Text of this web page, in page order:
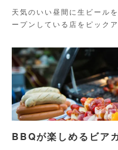
天気のいい昼間に生ビール
ープンしている店をピック
BBQが楽しめるビア